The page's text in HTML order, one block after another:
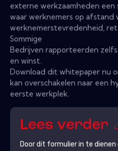
externe werkzaamheden een
waar werknemers op afstand
werknemerstevredenheid,
Sommige
Bedrijven rapporteerden
en winst.
Download dit whitepaper nu
kan overschakelen naar een
eerste werkplek.
Lees verder
Door dit formulier in te